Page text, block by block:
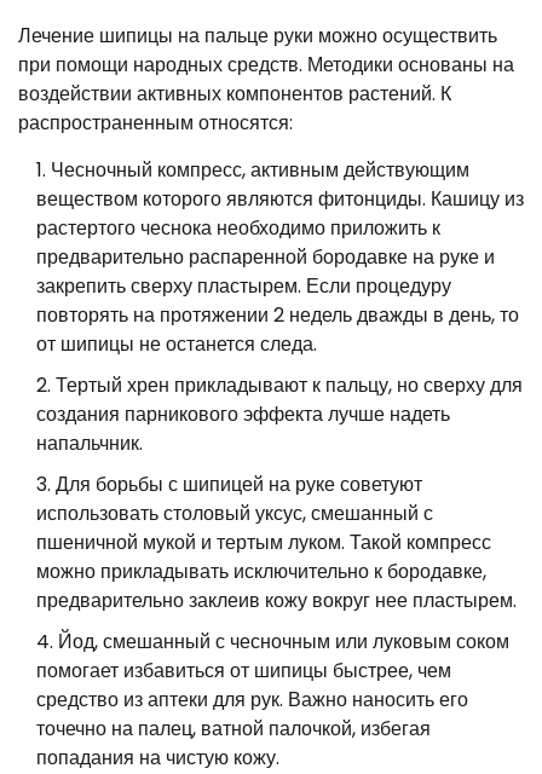
Лечение шипицы на пальце руки можно осуществить
при помощи народных средств. Методики основаны на
воздействии активных компонентов растений. К
распространенным относятся:
Чесночный компресс, активным действующим
веществом которого являются фитонциды. Кашицу из
растертого чеснока необходимо приложить к
предварительно распаренной бородавке на руке и
закрепить сверху пластырем. Если процедуру
повторять на протяжении 2 недель дважды в день, то
от шипицы не останется следа.
Тертый хрен прикладывают к пальцу, но сверху для
создания парникового эффекта лучше надеть
напальчник.
Для борьбы с шипицей на руке советуют
использовать столовый уксус, смешанный с
пшеничной мукой и тертым луком. Такой компресс
можно прикладывать исключительно к бородавке,
предварительно заклеив кожу вокруг нее пластырем.
Йод, смешанный с чесночным или луковым соком
помогает избавиться от шипицы быстрее, чем
средство из аптеки для рук. Важно наносить его
точечно на палец, ватной палочкой, избегая
попадания на чистую кожу.